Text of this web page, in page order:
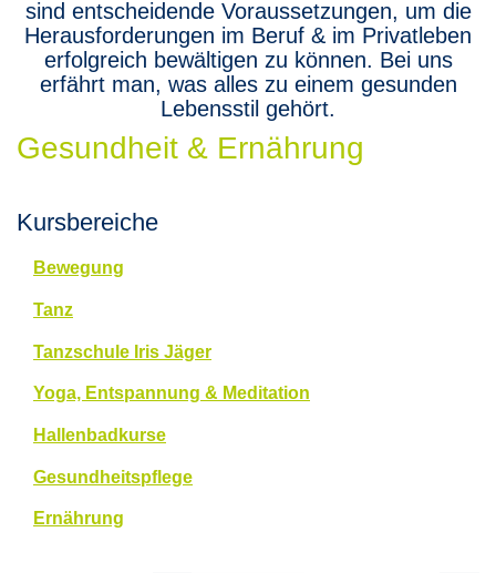
sind entscheidende Voraussetzungen, um die
Herausforderungen im Beruf & im Privatleben
erfolgreich bewältigen zu können. Bei uns
erfährt man, was alles zu einem gesunden
Lebensstil gehört.
Gesundheit & Ernährung
Kursbereiche
Bewegung
Tanz
Tanzschule Iris Jäger
Yoga, Entspannung & Meditation
Hallenbadkurse
Gesundheitspflege
Ernährung